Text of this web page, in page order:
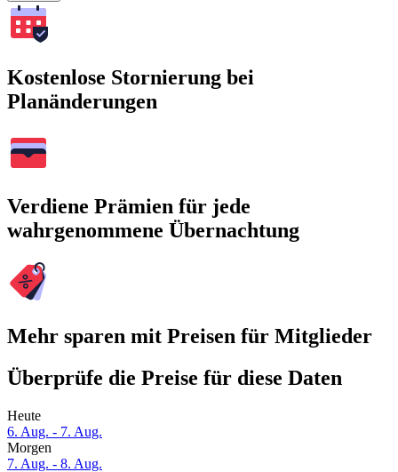
Kostenlose Stornierung bei
Planänderungen
Verdiene Prämien für jede
wahrgenommene Übernachtung
Mehr sparen mit Preisen für Mitglieder
Überprüfe die Preise für diese Daten
Heute
6. Aug. - 7. Aug.
Morgen
7. Aug. - 8. Aug.